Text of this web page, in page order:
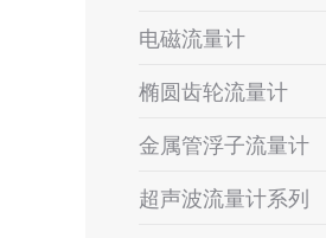
电磁流量计
椭圆齿轮流量计
金属管浮子流量计
超声波流量计系列